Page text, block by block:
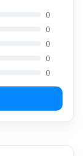
0
0
0
0
0